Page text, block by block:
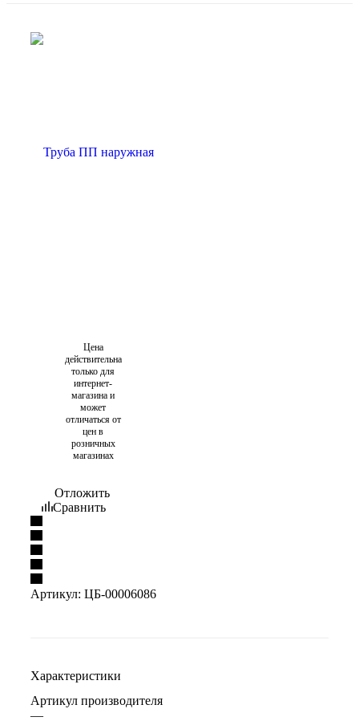
Цена
действительна
только для
интернет-
магазина и
может
отличаться от
цен в
розничных
магазинах
Отложить
Сравнить
Артикул: ЦБ-00006086
Характеристики
Артикул производителя
—